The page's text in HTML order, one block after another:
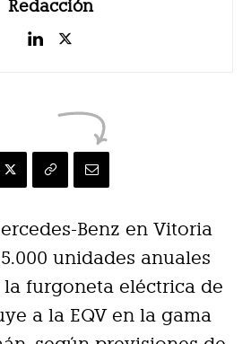
Redacción
Benz en Vitoria
unidades anuales
la furgoneta eléctrica de
a la EQV en la gama